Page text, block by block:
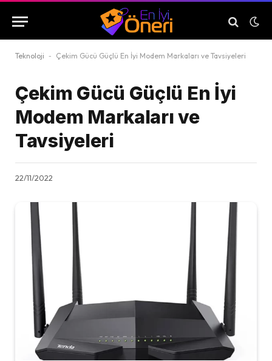
Teknoloji - Çekim Gücü Güçlü En İyi Modem Markaları ve Tavsiyeleri
Çekim Gücü Güçlü En İyi
Modem Markaları ve
Tavsiyeleri
22/11/2022